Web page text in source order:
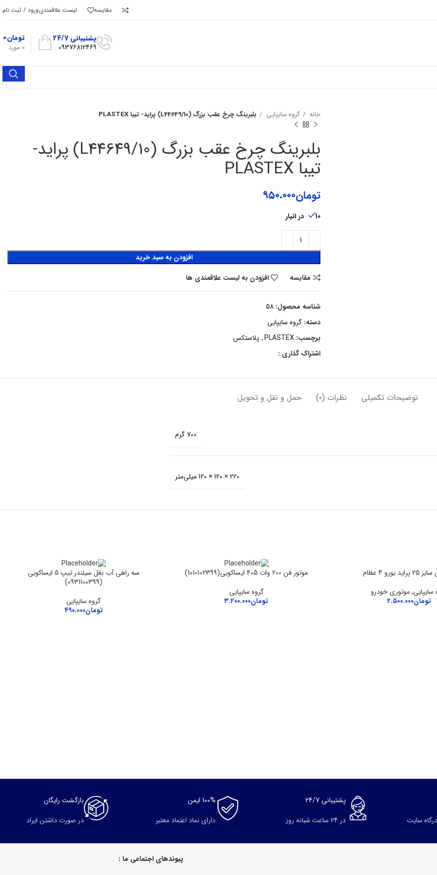
مقایسه لیست علاقمندیورود / ثبت نام
پشتیبانی 24/7
09376812469
0 مورد
تومان۰
خانه گروه سایپایی بلبرینگ چرخ عقب بزرگ (L44649/10) پراید- تیبا PLASTEX
بلبرینگ چرخ عقب بزرگ (L44649/10) پراید-
تیبا PLASTEX
تومان۹۵۰.۰۰۰
10 در انبار
افزودن به سبد خرید
مقایسه
افزودن به لیست علاقمندی ها
شناسه محصول: 58
دسته: گروه سایپایی
برچسب: PLASTEX
, پلاستکس
اشتراک گذاری :
توضیحات تکمیلی نظرات (0) حمل و نقل و تحویل
700 گرم
220 × 120 × 120 میلی‌متر
یورو 4 عظام
سایپایی,موتوری خودرو
تومان۲.۵۰۰.۰۰۰
موتور فن 200 وات 405 ایساکویی(1010102399)
گروه سایپایی
تومان۳.۲۰۰.۰۰۰
سه راهی آب بغل سیلندر تیپ 5 ایساکویی
(0931100399)
گروه سایپایی
تومان۴۹۰.۰۰۰
سایت
پشتیبانی 24/7
در 24 ساعت شبانه روز
100% ایمن
دارای نماد اعتماد معتبر
بازگشت رایگان
در صورت داشتن ایراد
پیوندهای اجتماعی ما :